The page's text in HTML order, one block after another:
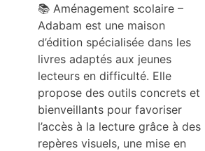
📚 Aménagement scolaire –
Adabam est une maison
d’édition spécialisée dans les
livres adaptés aux jeunes
lecteurs en difficulté. Elle
propose des outils concrets et
bienveillants pour favoriser
l’accès à la lecture grâce à des
repères visuels, une mise en